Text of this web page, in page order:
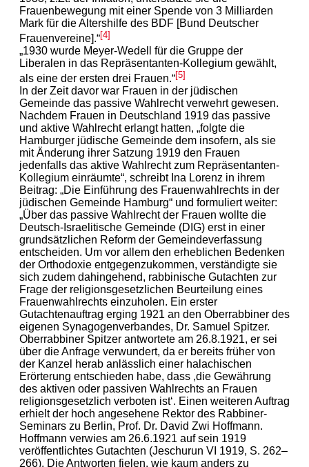
Frauenbewegung mit einer Spende von 3 Milliarden
Mark für die Altershilfe des BDF [Bund Deutscher
Frauenvereine].“[4]
„1930 wurde Meyer-Wedell für die Gruppe der
Liberalen in das Repräsentanten-Kollegium gewählt,
als eine der ersten drei Frauen.“[5]
In der Zeit davor war Frauen in der jüdischen
Gemeinde das passive Wahlrecht verwehrt gewesen.
Nachdem Frauen in Deutschland 1919 das passive
und aktive Wahlrecht erlangt hatten, „folgte die
Hamburger jüdische Gemeinde dem insofern, als sie
mit Änderung ihrer Satzung 1919 den Frauen
jedenfalls das aktive Wahlrecht zum Repräsentanten-
Kollegium einräumte“, schreibt Ina Lorenz in ihrem
Beitrag: „Die Einführung des Frauenwahlrechts in der
jüdischen Gemeinde Hamburg“ und formuliert weiter:
„Über das passive Wahlrecht der Frauen wollte die
Deutsch-Israelitische Gemeinde (DIG) erst in einer
grundsätzlichen Reform der Gemeindeverfassung
entscheiden. Um vor allem den erheblichen Bedenken
der Orthodoxie entgegenzukommen, verständigte sie
sich zudem dahingehend, rabbinische Gutachten zur
Frage der religionsgesetzlichen Beurteilung eines
Frauenwahlrechts einzuholen. Ein erster
Gutachtenauftrag erging 1921 an den Oberrabbiner des
eigenen Synagogenverbandes, Dr. Samuel Spitzer.
Oberrabbiner Spitzer antwortete am 26.8.1921, er sei
über die Anfrage verwundert, da er bereits früher von
der Kanzel herab anlässlich einer halachischen
Erörterung entschieden habe, dass ‚die Gewährung
des aktiven oder passiven Wahlrechts an Frauen
religionsgesetzlich verboten ist‘. Einen weiteren Auftrag
erhielt der hoch angesehene Rektor des Rabbiner-
Seminars zu Berlin, Prof. Dr. David Zwi Hoffmann.
Hoffmann verwies am 26.6.1921 auf sein 1919
veröffentlichtes Gutachten (Jeschurun VI 1919, S. 262–
266). Die Antworten fielen, wie kaum anders zu